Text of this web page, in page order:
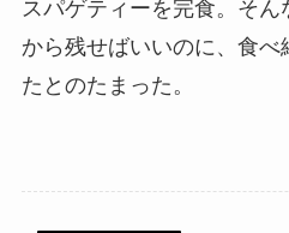
スパゲティーを完食。そ
から残せばいいのに、食
たとのたまった。